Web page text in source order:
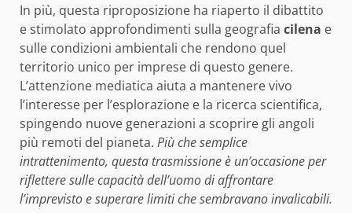
In più, questa riproposizione ha riaperto il dibattito
e stimolato approfondimenti sulla geografia cilena e
sulle condizioni ambientali che rendono quel
territorio unico per imprese di questo genere.
L’attenzione mediatica aiuta a mantenere vivo
l’interesse per l’esplorazione e la ricerca scientifica,
spingendo nuove generazioni a scoprire gli angoli
più remoti del pianeta. Più che semplice
intrattenimento, questa trasmissione è un’occasione per
riflettere sulle capacità dell’uomo di affrontare
l’imprevisto e superare limiti che sembravano invalicabili.